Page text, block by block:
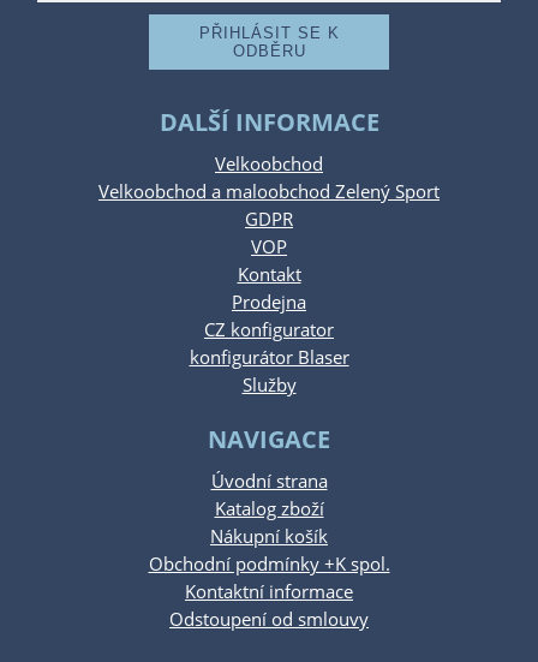
DALŠÍ INFORMACE
Velkoobchod
Velkoobchod a maloobchod Zelený Sport
GDPR
VOP
Kontakt
Prodejna
CZ konfigurator
konfigurátor Blaser
Služby
NAVIGACE
Úvodní strana
Katalog zboží
Nákupní košík
Obchodní podmínky +K spol.
Kontaktní informace
Odstoupení od smlouvy